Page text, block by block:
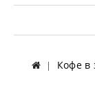
Кофе в